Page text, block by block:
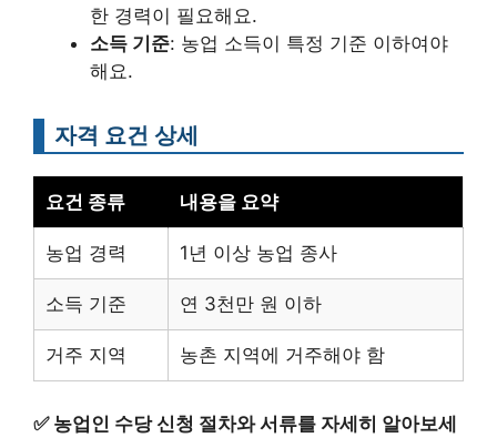
한 경력이 필요해요.
소득 기준: 농업 소득이 특정 기준 이하여야
해요.
자격 요건 상세
요건 종류 내용을 요약
농업 경력 1년 이상 농업 종사
소득 기준 연 3천만 원 이하
거주 지역 농촌 지역에 거주해야 함
✅ 농업인 수당 신청 절차와 서류를 자세히 알아보세